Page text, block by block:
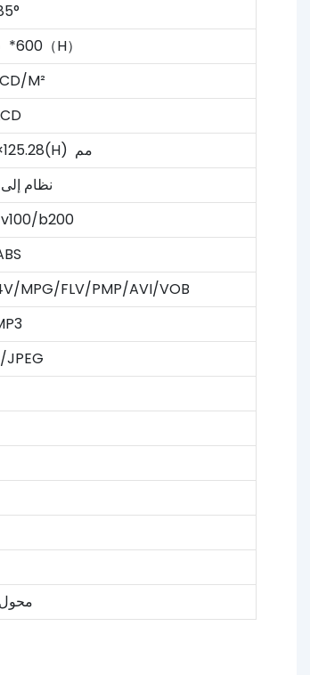
*600（H）
M²
222.72(W)×125.28(H) مم
نظام
الإجراءات v100/b200
MPG/FLV/PMP/AVI/VOB
JPEG
محول الطاقة*1 ،